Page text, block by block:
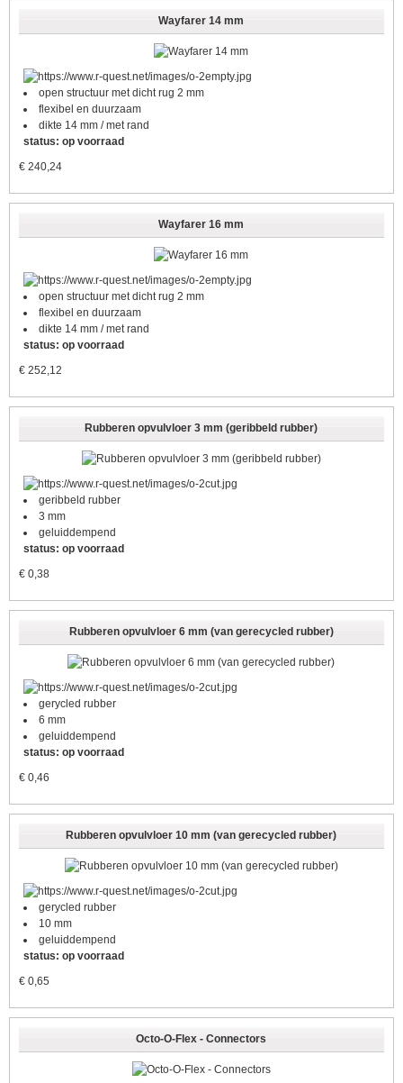
Wayfarer 14 mm
open structuur met dicht rug 2 mm
flexibel en duurzaam
dikte 14 mm / met rand
status: op voorraad
€ 240,24
Wayfarer 16 mm
open structuur met dicht rug 2 mm
flexibel en duurzaam
dikte 14 mm / met rand
status: op voorraad
€ 252,12
Rubberen opvulvloer 3 mm (geribbeld rubber)
geribbeld rubber
3 mm
geluiddempend
status: op voorraad
€ 0,38
Rubberen opvulvloer 6 mm (van gerecycled rubber)
gerycled rubber
6 mm
geluiddempend
status: op voorraad
€ 0,46
Rubberen opvulvloer 10 mm (van gerecycled rubber)
gerycled rubber
10 mm
geluiddempend
status: op voorraad
€ 0,65
Octo-O-Flex - Connectors